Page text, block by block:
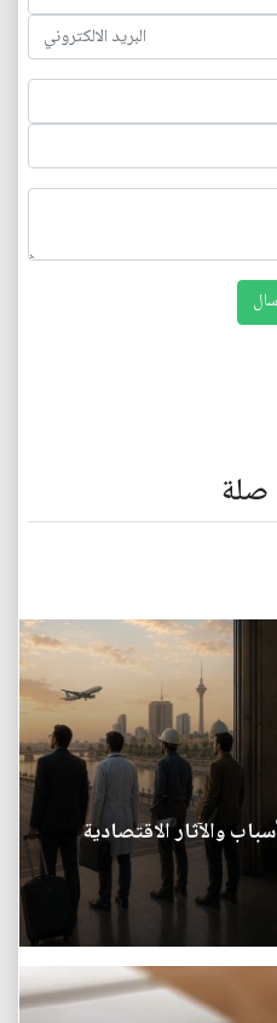
والآثار الاقتصادية